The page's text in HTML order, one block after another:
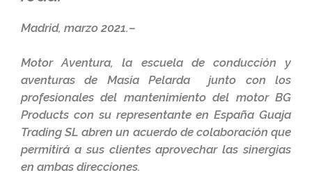
Madrid, marzo 2021.–
Motor Aventura, la escuela de conducción y
aventuras de Masía Pelarda junto con los
profesionales del mantenimiento del motor BG
Products con su representante en España Guaja
Trading SL abren un acuerdo de colaboración que
permitirá a sus clientes aprovechar las sinergias
en ambas direcciones.